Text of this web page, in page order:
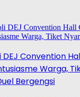
DEJ Convention
Warga,
Bergengsi